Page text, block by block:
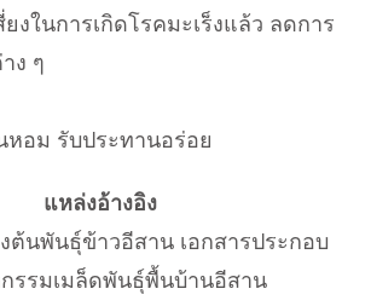
งในการเกิดโรคมะเร็งแล้ว ลดการ
ง ๆ
หอม รับประทานอร่อย
แหล่งอ้างอิง
ต้นพันธุ์ข้าวอีสาน เอกสารประกอบ
รรมเมล็ดพันธุ์พื้นบ้านอีสาน